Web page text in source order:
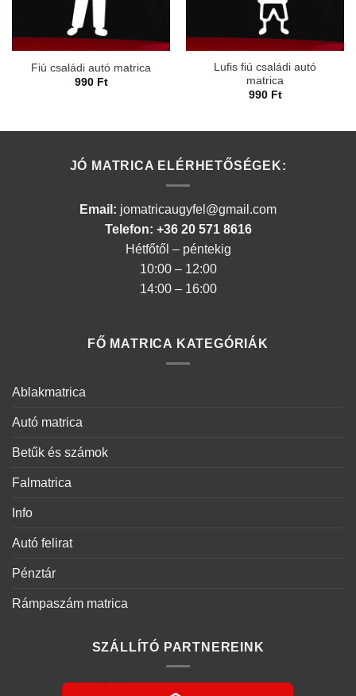
Fiú családi autó matrica
990 Ft
Lufis fiú családi autó
matrica
990 Ft
JÓ MATRICA ELÉRHETŐSÉGEK:
Email: jomatricaugyfel@gmail.com
Telefon: +36 20 571 8616
Hétfőtől – péntekig
10:00 – 12:00
14:00 – 16:00
FŐ MATRICA KATEGÓRIÁK
Ablakmatrica
Autó matrica
Betűk és számok
Falmatrica
Info
Autó felirat
Pénztár
Rámpaszám matrica
SZÁLLÍTÓ PARTNEREINK